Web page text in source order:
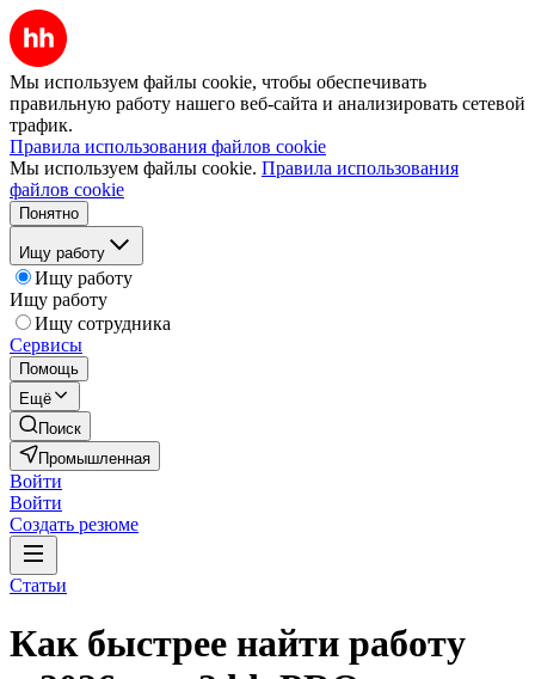
Мы используем файлы cookie, чтобы обеспечивать
правильную работу нашего веб-сайта и анализировать сетевой
трафик.
Правила использования файлов cookie
Мы используем файлы cookie. Правила использования
файлов cookie
Понятно
Ищу работу
Ищу работу
Ищу работу
Ищу сотрудника
Сервисы
Помощь
Ещё
Поиск
Промышленная
Войти
Войти
Создать резюме
Статьи
Как быстрее найти работу